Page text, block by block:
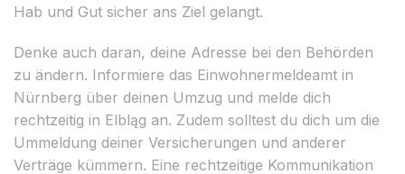
Hab und Gut sicher ans Ziel gelangt.
Denke auch daran, deine Adresse bei den Behörden
zu ändern. Informiere das Einwohnermeldeamt in
Nürnberg über deinen Umzug und melde dich
rechtzeitig in Elbląg an. Zudem solltest du dich um die
Ummeldung deiner Versicherungen und anderer
Verträge kümmern. Eine rechtzeitige Kommunikation